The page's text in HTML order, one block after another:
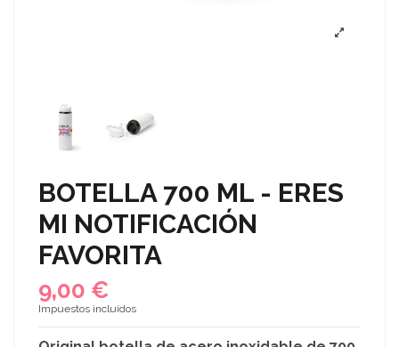
BOTELLA 700 ML - ERES
MI NOTIFICACIÓN
FAVORITA
9,00 €
Impuestos incluidos